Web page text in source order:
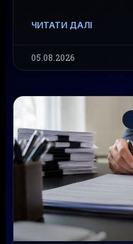
ЧИТАТИ ДАЛІ
05.08.2026